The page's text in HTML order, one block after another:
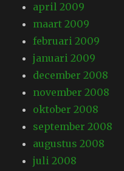
april 2009
maart 2009
februari 2009
januari 2009
december 2008
november 2008
oktober 2008
september 2008
augustus 2008
juli 2008